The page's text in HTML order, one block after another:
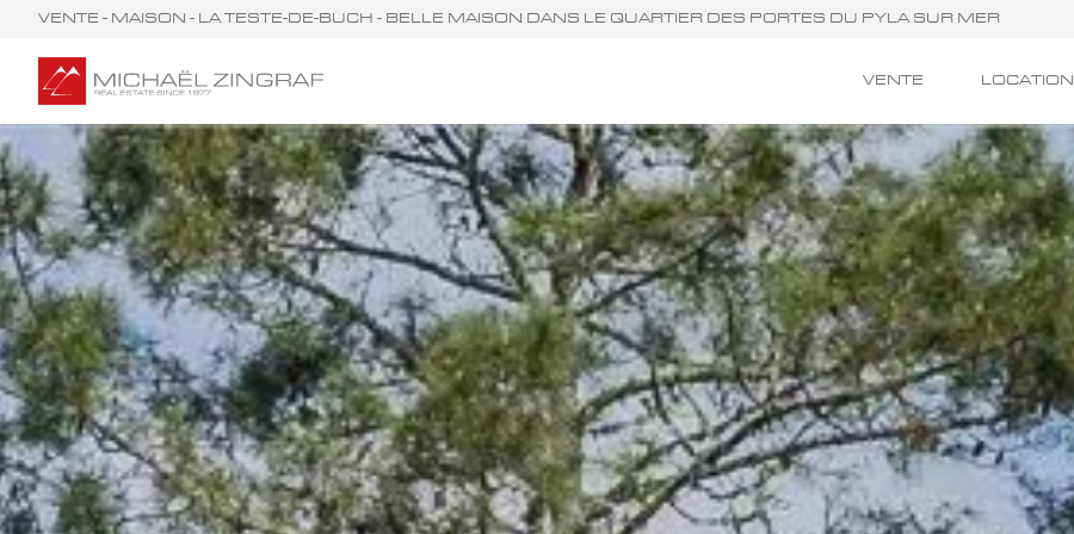
VENTE - MAISON - LA TESTE-DE-BUCH - BELLE MAISON DANS LE QUARTIER DES PORTES DU PYLA SUR MER
VENTE LOCATION